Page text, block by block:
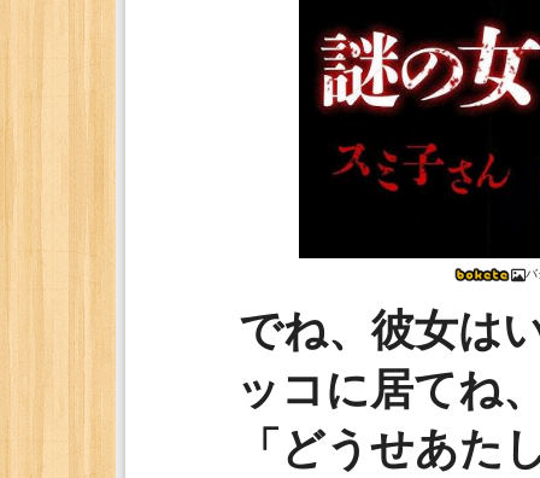
バ
でね、彼女は
ッコに居てね
「どうせあた